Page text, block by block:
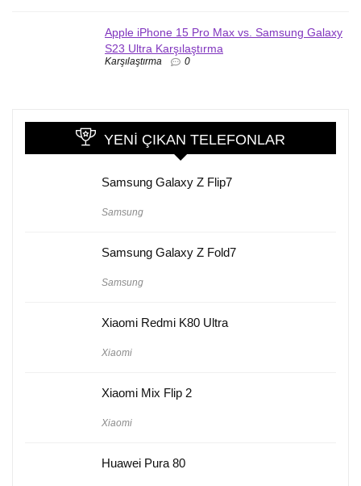
Apple iPhone 15 Pro Max vs. Samsung Galaxy
S23 Ultra Karşılaştırma
Karşılaştırma 0
YENI ÇIKAN TELEFONLAR
Samsung Galaxy Z Flip7
Samsung
Samsung Galaxy Z Fold7
Samsung
Xiaomi Redmi K80 Ultra
Xiaomi
Xiaomi Mix Flip 2
Xiaomi
Huawei Pura 80